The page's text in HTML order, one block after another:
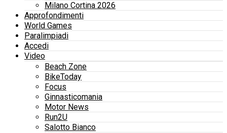
Milano Cortina 2026
Approfondimenti
World Games
Paralimpiadi
Accedi
Video
Beach Zone
BikeToday
Focus
Ginnasticomania
Motor News
Run2U
Salotto Bianco